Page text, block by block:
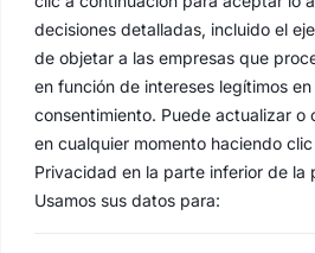
decisiones detalladas, incluido el
de objetar a las empresas que
en función de intereses legítimos
consentimiento. Puede actualizar o
en cualquier momento haciendo
Privacidad en la parte inferior de la
Usamos sus datos para: